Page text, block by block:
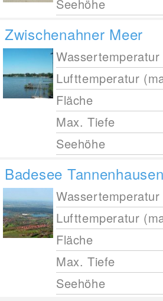
Seehöhe
Zwischenahner Meer
Wassertemperatur
Lufttemperatur
Fläche
Max. Tiefe
Seehöhe
Badesee Tannenhausen
Wassertemperatur
Lufttemperatur
Fläche
Max. Tiefe
Seehöhe